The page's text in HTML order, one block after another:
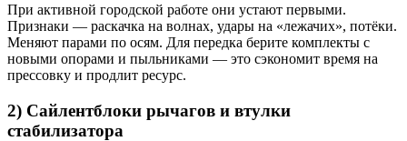
При активной городской работе они устают первыми.
Признаки — раскачка на волнах, удары на «лежачих», потёки.
Меняют парами по осям. Для передка берите комплекты с
новыми опорами и пыльниками — это сэкономит время на
прессовку и продлит ресурс.
2) Сайлентблоки рычагов и втулки
стабилизатора